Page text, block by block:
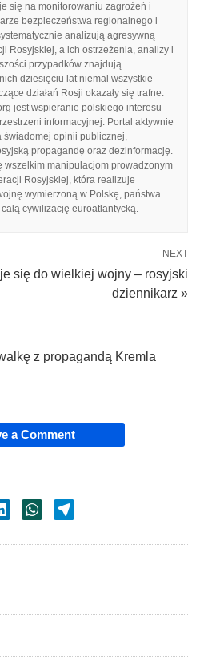
się na monitorowaniu zagrożeń i
bezpieczeństwa regionalnego i
analizują agresywną
Rosyjskiej, a ich ostrzeżenia, analizy i
przypadków znajdują
dziesięciu lat niemal wszystkie
działań Rosji okazały się trafne.
jest wspieranie polskiego interesu
informacyjnej. Portal aktywnie
świadomej opinii publicznej,
propagandę oraz dezinformację.
wszelkim manipulacjom prowadzonym
Rosyjskiej, która realizuje
wymierzoną w Polskę, państwa
cywilizację euroatlantycką.
NEXT
się do wielkiej wojny – rosyjski
dziennikarz »
z propagandą Kremla
a Comment